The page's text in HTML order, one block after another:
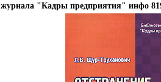
журнала "Кадры предприятия" инфо